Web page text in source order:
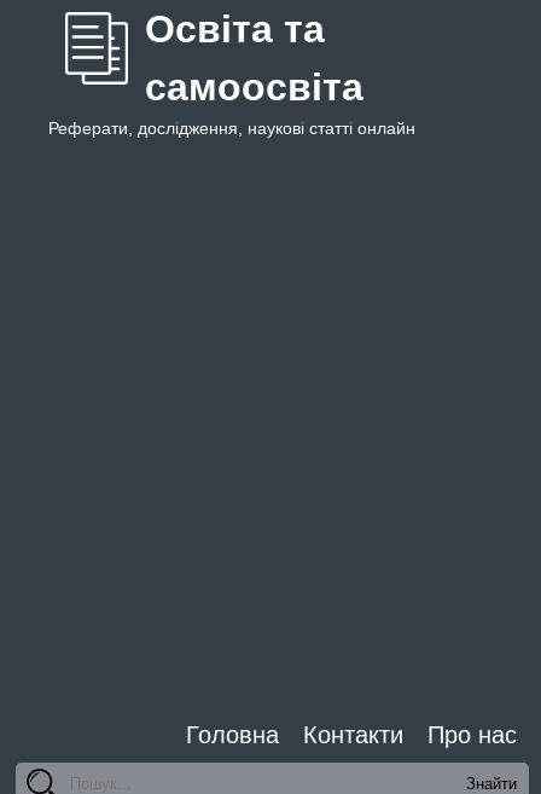
Освіта та
самоосвіта
Реферати, дослідження, наукові статті онлайн
Головна Контакти Про нас